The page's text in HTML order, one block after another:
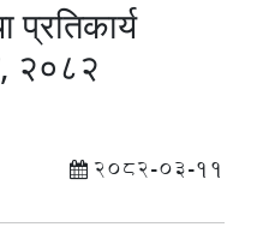
प्रतिकार्य
२०८२
2082-03-11